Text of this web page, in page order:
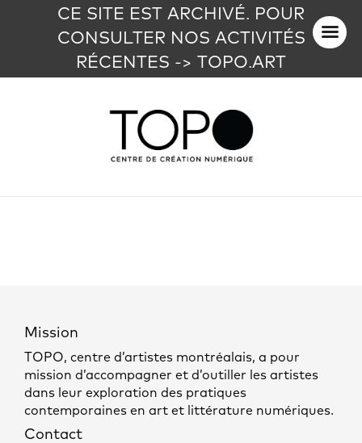
CE SITE EST ARCHIVÉ. POUR
CONSULTER NOS ACTIVITÉS
RÉCENTES -> TOPO.ART
Mission
TOPO, centre d’artistes montréalais, a pour
mission d’accompagner et d’outiller les artistes
dans leur exploration des pratiques
contemporaines en art et littérature numériques.
Contact